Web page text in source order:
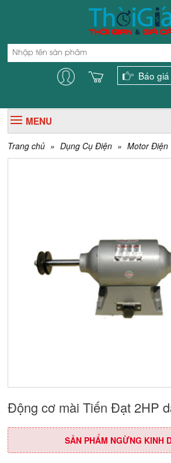
Báo
MENU
Trang chủ » Dụng Cụ Điện » Motor Điện
Động cơ mài Tiến Đạt 2HP
SẢN PHẨM NGỪNG KINH